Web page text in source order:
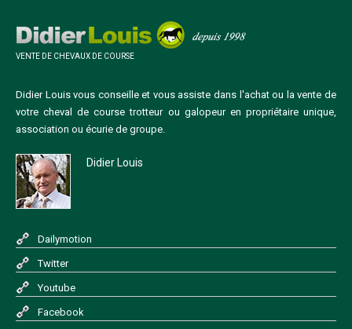
VENTE DE CHEVAUX DE COURSE
Didier Louis vous conseille et vous assiste dans l'achat ou la vente de
votre cheval de course trotteur ou galopeur en propriétaire unique,
association ou écurie de groupe.
Didier Louis
Dailymotion
Twitter
Youtube
Facebook